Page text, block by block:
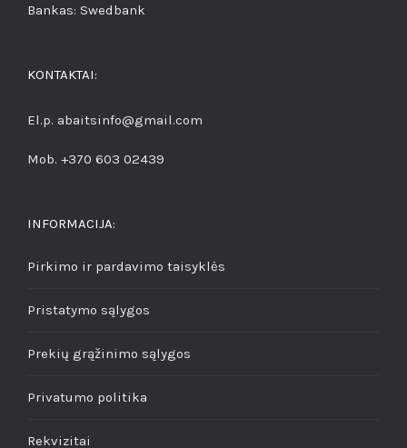
Bankas: Swedbank
KONTAKTAI:
El.p. abaitsinfo@gmail.com
Mob. +370 603 02439
INFORMACIJA:
Pirkimo ir pardavimo taisyklės
Pristatymo sąlygos
Prekių grąžinimo sąlygos
Privatumo politika
Rekvizitai